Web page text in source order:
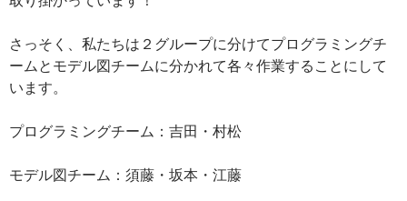
さっそく、私たちは２グループに分けてプログラミングチ
ームとモデル図チームに分かれて各々作業することにして
います。
プログラミングチーム：吉田・村松
モデル図チーム：須藤・坂本・江藤